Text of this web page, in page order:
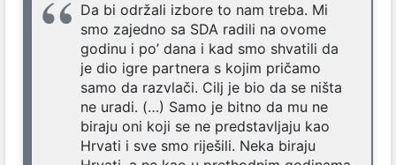
Da bi održali izbore to nam treba. Mi
smo zajedno sa SDA radili na ovome
godinu i po’ dana i kad smo shvatili da
je dio igre partnera s kojim pričamo
samo da razvlači. Cilj je bio da se ništa
ne uradi. (…) Samo je bitno da mu ne
biraju oni koji se ne predstavljaju kao
Hrvati i sve smo riješili. Neka biraju